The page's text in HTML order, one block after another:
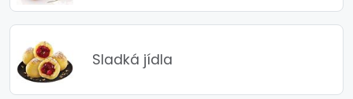
Sladká jídla